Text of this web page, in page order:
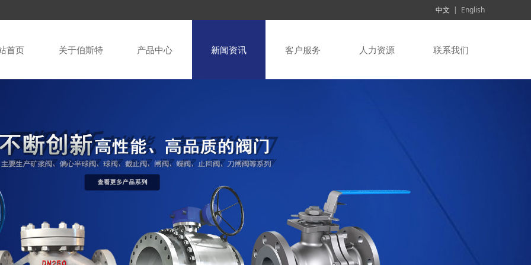
中文 | English
首页 关于伯斯特 产品中心 新闻资讯 客户服务 人力资源 联系我们